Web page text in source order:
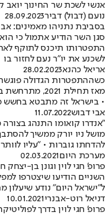
אנשי לשכת שר החינוך יואב
נועם (דבול) דביר28.09.2023
בסביבת נתניהו מאמינים:
סגן השר הודיע אתמול כי
לשכנע את יו"ר נעם לחזור בו
אריאל כהנא28.02.2023
כשההתפטרות הגדולה
מאז תחילת
• בישראל זה מתבטא בחשש
אבי דבוש11.07.2022
"אנדרו קואומו התנהג
מושל ניו יורק ממשיך
להדחתו גוברות • "עליו
מערכת היום02.03.2021
פרופ' חגי לוין וגונן בן-יצחק
השניים הודיעו שיצטרפו
ל"ישראל היום" נודע
דניאל רוט-אבנרי10.01.2021
פרופ' חגי לוין בדרך